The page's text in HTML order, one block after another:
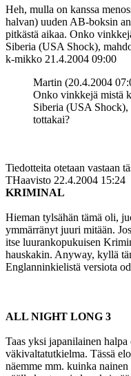
Heh, mulla on kanssa
halvan) uuden AB-boksin
pitkästä aikaa. Onko
Siberia (USA Shock),
k-mikko 21.4.2004 09:00
Martin (20.4.2004
Onko vinkkejä mistä
Siberia (USA Shock),
tottakai?
Tiedotteita otetaan vastaan
THaavisto 22.4.2004 15:24
KRIMINAL
Hieman tylsähän tämä oli,
ymmärränyt juuri mitään.
itse luurankopukuisen
hauskakin. Anyway, kyllä
Englanninkielistä versiota
ALL NIGHT LONG 3
Taas yksi japanilainen
väkivaltatutkielma. Tässä
näemme mm. kuinka